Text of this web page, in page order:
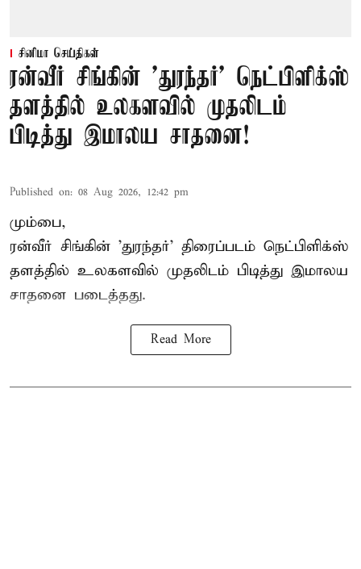
சினிமா செய்திகள்
ரன்வீர் சிங்கின் 'துரந்தர்' நெட்பிளிக்ஸ்
தளத்தில் உலகளவில் முதலிடம்
பிடித்து இமாலய சாதனை!
Published on: 08 Aug 2026, 12:42 pm
மும்பை,
ரன்வீர் சிங்கின் 'துரந்தர்' திரைப்படம் நெட்பிளிக்ஸ்
தளத்தில் உலகளவில் முதலிடம் பிடித்து இமாலய
சாதனை படைத்தது.
Read More